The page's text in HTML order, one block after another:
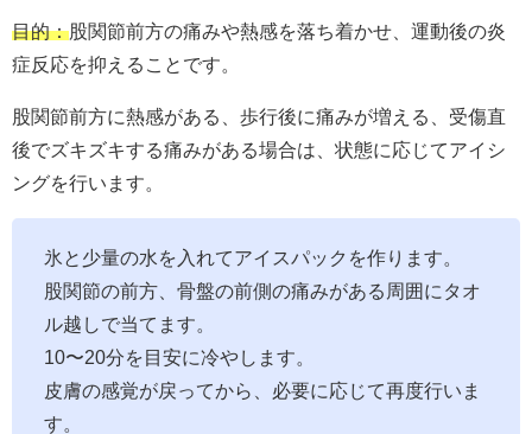
目的：股関節前方の痛みや熱感を落ち着かせ、運動後の炎
症反応を抑えることです。
股関節前方に熱感がある、歩行後に痛みが増える、受傷直
後でズキズキする痛みがある場合は、状態に応じてアイシ
ングを行います。
氷と少量の水を入れてアイスパックを作ります。
股関節の前方、骨盤の前側の痛みがある周囲にタオ
ル越しで当てます。
10〜20分を目安に冷やします。
皮膚の感覚が戻ってから、必要に応じて再度行いま
す。